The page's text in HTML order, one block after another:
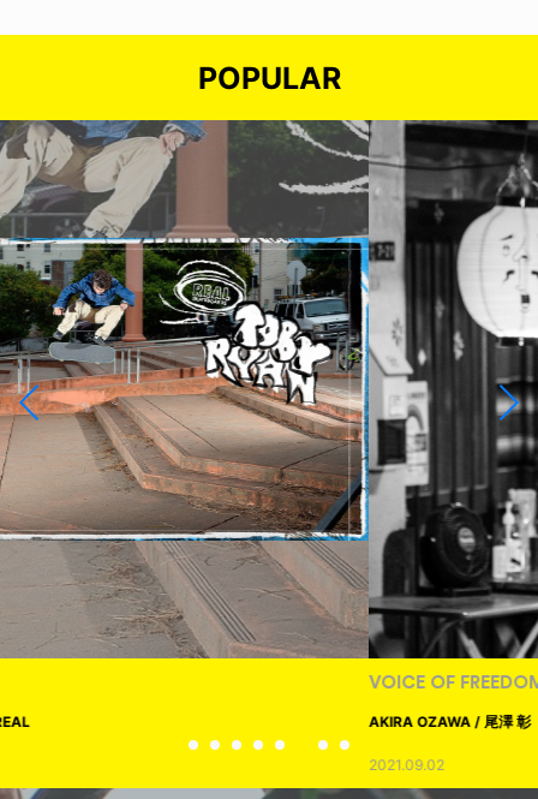
POPULAR
AKIRA OZAWA / 尾澤 彰